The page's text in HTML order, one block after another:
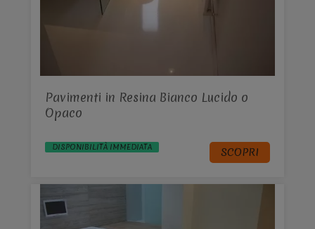
Pavimenti in Resina Bianco Lucido o
Opaco
DISPONIBILITÀ IMMEDIATA SCOPRI